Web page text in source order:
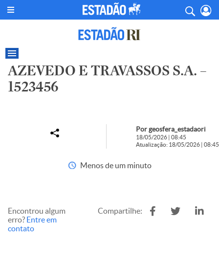
AZEVEDO E TRAVASSOS S.A. –
1523456
Por geosfera_estadaori
18/05/2026 | 08:45
Atualização: 18/05/2026 | 08:45
Menos de um minuto
Encontrou algum
erro? Entre em
contato
Compartilhe: